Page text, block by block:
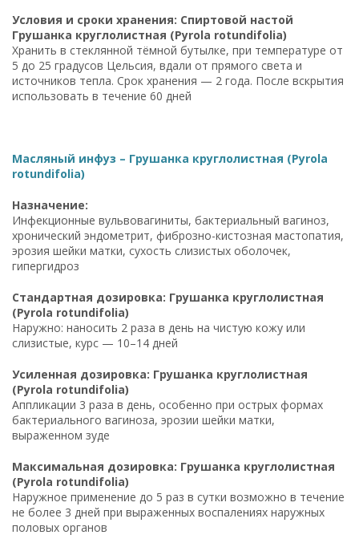
Условия и сроки хранения: Спиртовой настой
Грушанка круглолистная (Pyrola rotundifolia)
Хранить в стеклянной тёмной бутылке, при температуре от
5 до 25 градусов Цельсия, вдали от прямого света и
источников тепла. Срок хранения — 2 года. После вскрытия
использовать в течение 60 дней
Масляный инфуз – Грушанка круглолистная (Pyrola
rotundifolia)
Назначение:
Инфекционные вульвовагиниты, бактериальный вагиноз,
хронический эндометрит, фиброзно-кистозная мастопатия,
эрозия шейки матки, сухость слизистых оболочек,
гипергидроз
Стандартная дозировка: Грушанка круглолистная
(Pyrola rotundifolia)
Наружно: наносить 2 раза в день на чистую кожу или
слизистые, курс — 10–14 дней
Усиленная дозировка: Грушанка круглолистная
(Pyrola rotundifolia)
Аппликации 3 раза в день, особенно при острых формах
бактериального вагиноза, эрозии шейки матки,
выраженном зуде
Максимальная дозировка: Грушанка круглолистная
(Pyrola rotundifolia)
Наружное применение до 5 раз в сутки возможно в течение
не более 3 дней при выраженных воспалениях наружных
половых органов